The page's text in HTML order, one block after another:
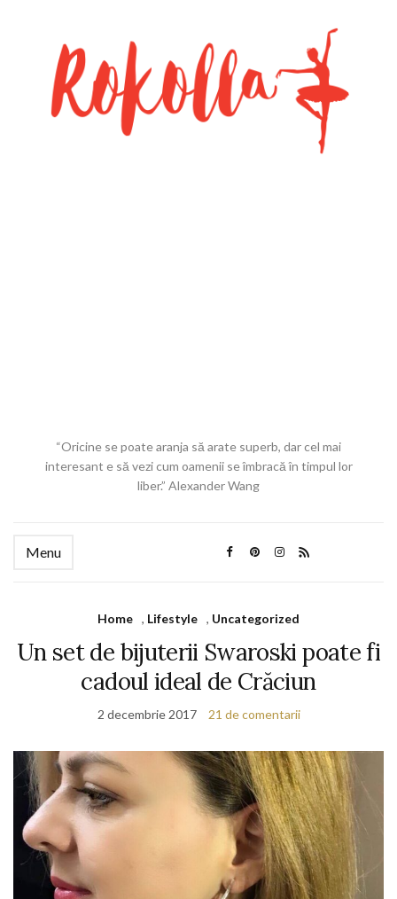
“Oricine se poate aranja să arate superb, dar cel mai
interesant e să vezi cum oamenii se îmbracă în timpul lor
liber.” Alexander Wang
Menu
Home , Lifestyle , Uncategorized
Un set de bijuterii Swaroski poate fi
cadoul ideal de Crăciun
2 decembrie 2017 21 de comentarii